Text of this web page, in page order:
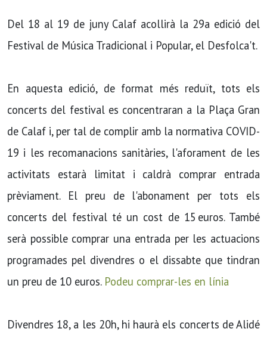
Del 18 al 19 de juny Calaf acollirà la 29a edició del
Festival de Música Tradicional i Popular, el Desfolca't.
En aquesta edició, de format més reduït, tots els
concerts del festival es concentraran a la Plaça Gran
de Calaf i, per tal de complir amb la normativa COVID-
19 i les recomanacions sanitàries, l'aforament de les
activitats estarà limitat i caldrà comprar entrada
prèviament. El preu de l'abonament per tots els
concerts del festival té un cost de 15 euros. També
serà possible comprar una entrada per les actuacions
programades pel divendres o el dissabte que tindran
un preu de 10 euros. Podeu comprar-les en línia
Divendres 18, a les 20h, hi haurà els concerts de Alidé